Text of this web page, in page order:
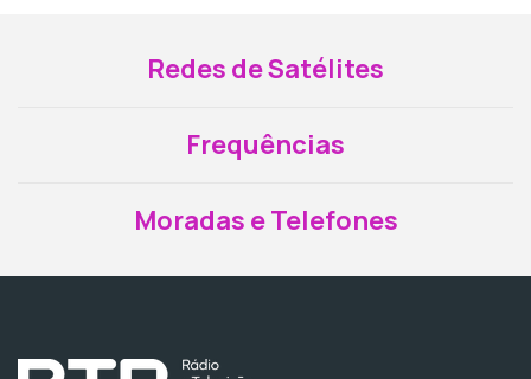
Redes de Satélites
Frequências
Moradas e Telefones